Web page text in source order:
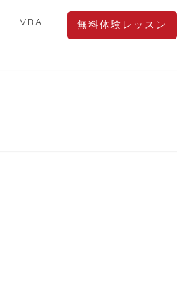
VBA 無料体験レッスン